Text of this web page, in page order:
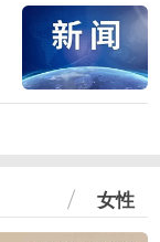
女性